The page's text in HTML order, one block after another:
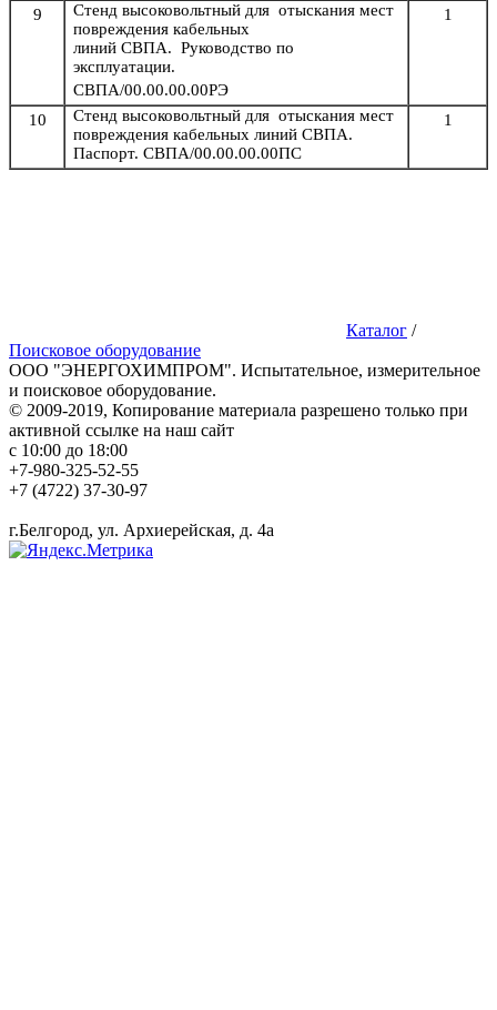
9
Стенд высоковольтный дляотыскания мест
повреждения кабельных
линийСВПА.Руководство по
эксплуатации.
СВПА/00.00.00.00РЭ
1
10 Стенд высоковольтный дляотыскания мест
повреждения кабельных линийСВПА.
Паспорт. СВПА/00.00.00.00ПС
1
Каталог /
Поисковое оборудование
ООО "ЭНЕРГОХИМПРОМ". Испытательное, измерительное
и поисковое оборудование.
© 2009-2019, Копирование материала разрешено только при
активной ссылке на наш сайт
с 10:00 до 18:00
+7-980-325-52-55
+7 (4722) 37-30-97
г.Белгород, ул. Архиерейская, д. 4а